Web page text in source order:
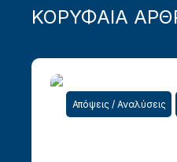
ΚΟΡΥΦΑΙΑ
Απόψεις / Αναλύσεις